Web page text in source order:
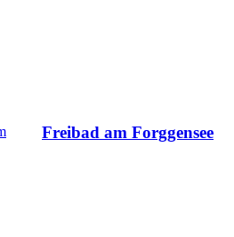
Freibad am Forggensee